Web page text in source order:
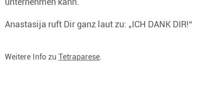
Anastasija ruft Dir ganz laut zu: „ICH DANK DIR!“
Weitere Info zu Tetraparese.